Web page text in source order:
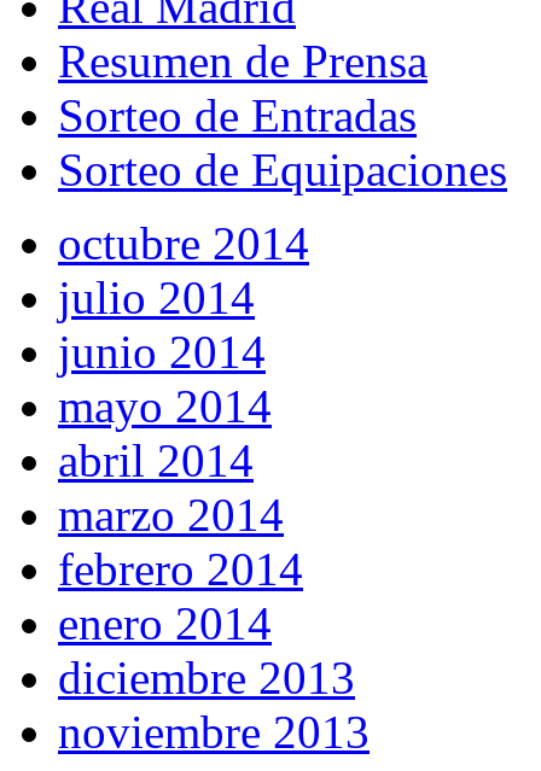
Resumen de Prensa
Sorteo de Entradas
Sorteo de Equipaciones
octubre 2014
julio 2014
junio 2014
mayo 2014
abril 2014
marzo 2014
febrero 2014
enero 2014
diciembre 2013
noviembre 2013